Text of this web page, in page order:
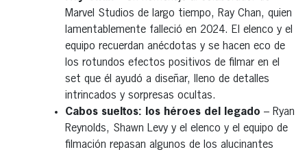
Marvel Studios de largo tiempo, Ray Chan, quien
lamentablemente falleció en 2024. El elenco y el
equipo recuerdan anécdotas y se hacen eco de
los rotundos efectos positivos de filmar en el
set que él ayudó a diseñar, lleno de detalles
intrincados y sorpresas ocultas.
Cabos sueltos: los héroes del legado – Ryan
Reynolds, Shawn Levy y el elenco y el equipo de
filmación repasan algunos de los alucinantes